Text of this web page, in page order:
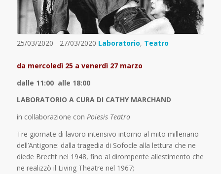
25/03/2020 - 27/03/2020 Laboratorio, Teatro
da mercoledì 25 a venerdì 27 marzo
dalle 11:00 alle 18:00
LABORATORIO A CURA DI CATHY MARCHAND
in collaborazione con Poiesis Teatro
Tre giornate di lavoro intensivo intorno al mito millenario
dell’Antigone: dalla tragedia di Sofocle alla lettura che ne
diede Brecht nel 1948, fino al dirompente allestimento che
ne realizzò il Living Theatre nel 1967;